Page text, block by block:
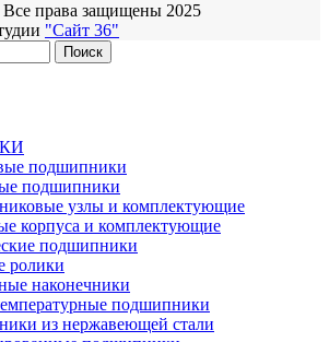
Все права защищены 2025
"Сайт 36"
Поиск
подшипники
подшипники
узлы и комплектующие
корпуса и комплектующие
подшипники
ролики
наконечники
подшипники
из нержавеющей стали